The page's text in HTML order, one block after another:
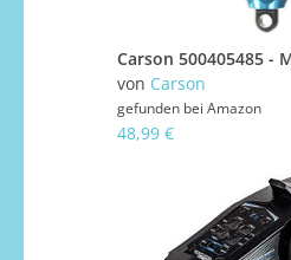
von Carson
gefunden bei Amazon
48,99 €